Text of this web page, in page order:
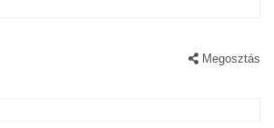
Megosztás